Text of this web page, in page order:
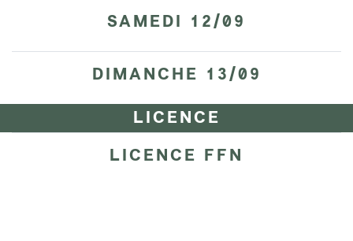
SAMEDI 12/09
DIMANCHE 13/09
LICENCE
LICENCE FFN